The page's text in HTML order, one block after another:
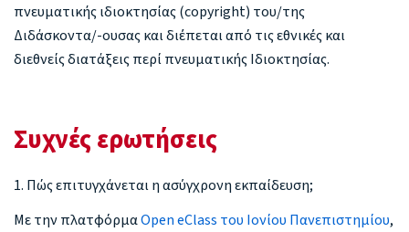
πνευματικής ιδιοκτησίας (copyright) του/της
Διδάσκοντα/-ουσας και διέπεται από τις εθνικές και
διεθνείς διατάξεις περί πνευματικής Ιδιοκτησίας.
Συχνές ερωτήσεις
1. Πώς επιτυγχάνεται η ασύγχρονη εκπαίδευση;
Με την πλατφόρμαOpen eClass του Ιονίου Πανεπιστημίου,